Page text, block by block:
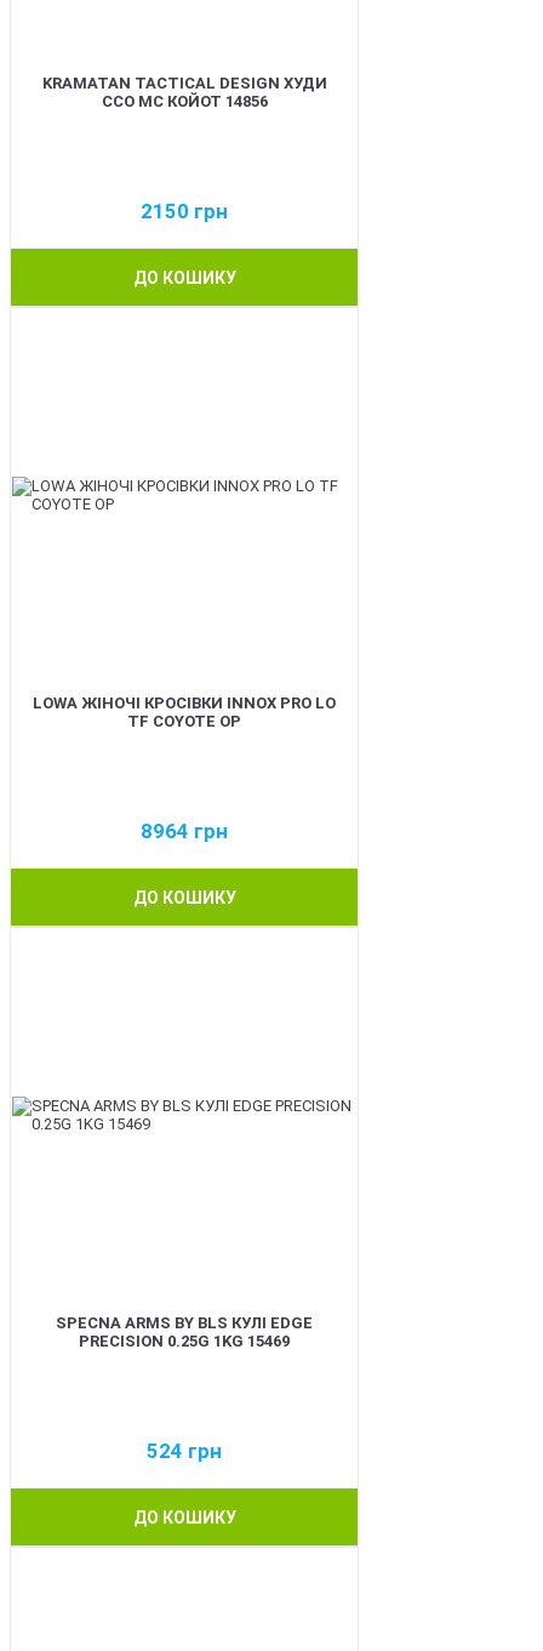
KRAMATAN TACTICAL DESIGN ХУДИ
ССО МС КОЙОТ 14856
2150 грн
ДО КОШИКУ
LOWA ЖІНОЧІ КРОСІВКИ INNOX PRO LO
TF COYOTE OP
8964 грн
ДО КОШИКУ
SPECNA ARMS BY BLS КУЛІ EDGE
PRECISION 0.25G 1KG 15469
524 грн
ДО КОШИКУ